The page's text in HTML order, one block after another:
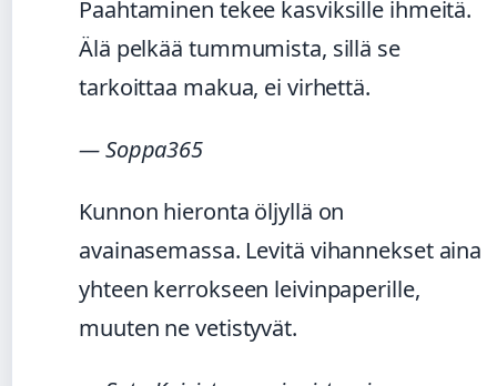
Paahtaminen tekee kasviksille ihmeitä.
Älä pelkää tummumista, sillä se
tarkoittaa makua, ei virhettä.
— Soppa365
Kunnon hieronta öljyllä on
avainasemassa. Levitä vihannekset aina
yhteen kerrokseen leivinpaperille,
muuten ne vetistyvät.